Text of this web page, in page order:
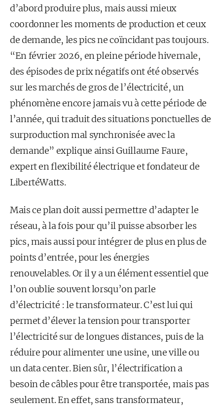
d’abord produire plus, mais aussi mieux
coordonner les moments de production et ceux
de demande, les pics ne coïncidant pas toujours.
“En février 2026, en pleine période hivernale,
des épisodes de prix négatifs ont été observés
sur les marchés de gros de l’électricité, un
phénomène encore jamais vu à cette période de
l’année, qui traduit des situations ponctuelles de
surproduction mal synchronisée avec la
demande” explique ainsi Guillaume Faure,
expert en flexibilité électrique et fondateur de
LibertéWatts.
Mais ce plan doit aussi permettre d’adapter le
réseau, à la fois pour qu’il puisse absorber les
pics, mais aussi pour intégrer de plus en plus de
points d’entrée, pour les énergies
renouvelables. Or il y a un élément essentiel que
l’on oublie souvent lorsqu’on parle
d’électricité : le transformateur. C’est lui qui
permet d’élever la tension pour transporter
l’électricité sur de longues distances, puis de la
réduire pour alimenter une usine, une ville ou
un data center. Bien sûr, l’électrification a
besoin de câbles pour être transportée, mais pas
seulement. En effet, sans transformateur,